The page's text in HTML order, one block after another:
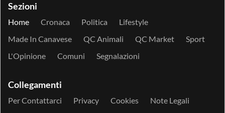
Sezioni
Home Cronaca Politica
Lifestyle
Made In Canavese
QC Animali QC Market
Sport
L'Opinione
Comuni Segnalazioni
Collegamenti
Per Contattarci Privacy Cookies
Note Legali